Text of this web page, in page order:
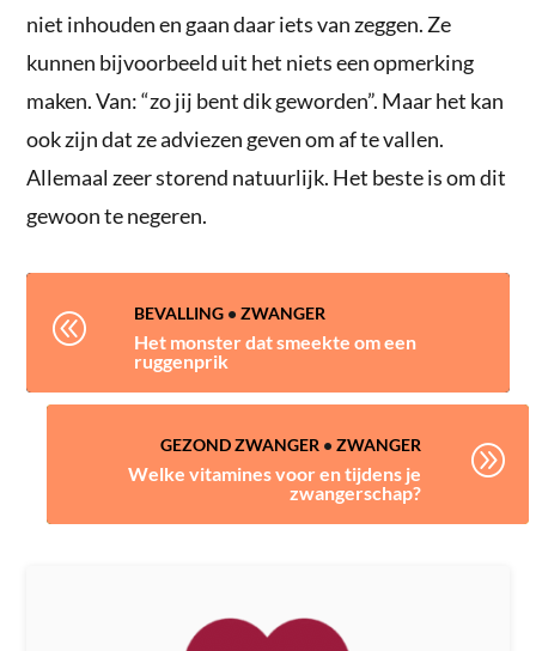
niet inhouden en gaan daar iets van zeggen. Ze
kunnen bijvoorbeeld uit het niets een opmerking
maken. Van: “zo jij bent dik geworden”. Maar het kan
ook zijn dat ze adviezen geven om af te vallen.
Allemaal zeer storend natuurlijk. Het beste is om dit
gewoon te negeren.
@ BEVALLING •ZWANGER
Het monster dat smeekte om een
ruggenprik
GEZOND ZWANGER • ZWANGER
Welke vitamines voor en tijdens je
zwangerschap?
A